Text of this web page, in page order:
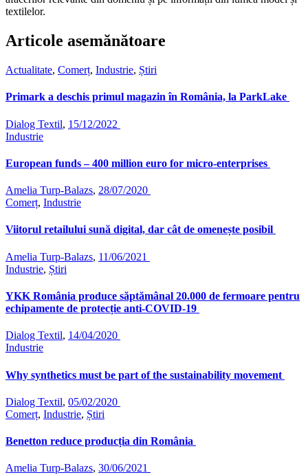
textilelor.
Articole asemănătoare
Actualitate, Comerț, Industrie, Știri
Primark a deschis primul magazin în România, la ParkLake
Dialog Textil, 15/12/2022
Industrie
European funds – 400 million euro for micro-enterprises
Amelia Turp-Balazs, 28/07/2020
Comerț, Industrie
Viitorul retailului sună digital, dar cât de omenește posibil
Amelia Turp-Balazs, 11/06/2021
Industrie, Știri
YKK România produce săptămânal 20.000 de fermoare pentru
echipamente de protecție anti-COVID-19
Dialog Textil, 14/04/2020
Industrie
Why synthetics must be part of the sustainability movement
Dialog Textil, 05/02/2020
Comerț, Industrie, Știri
Benetton reduce producția din România
Amelia Turp-Balazs, 30/06/2021